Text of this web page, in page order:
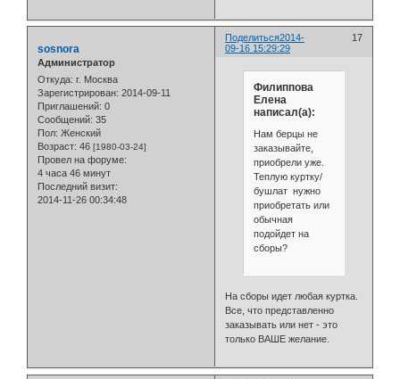
Поделиться 17
2014-
09-16 15:29:29
sosnora
Администратор
Откуда: г. Москва
Зарегистрирован: 2014-09-11
Приглашений: 0
Сообщений: 35
Пол: Женский
Возраст: 46 [1980-03-24]
Провел на форуме:
4 часа 46 минут
Последний визит:
2014-11-26 00:34:48
Филиппова
Елена
написал(а):
Нам берцы не
заказывайте,
приобрели уже.
Теплую куртку/
бушлат нужно
приобретать или
обычная
подойдет на
сборы?
На сборы идет любая куртка.
Все, что представленно
заказывать или нет - это
только ВАШЕ желание.